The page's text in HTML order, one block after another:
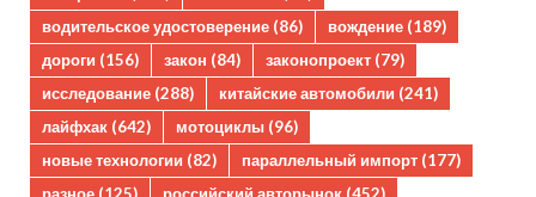
водительское удостоверение (86) вождение (189)
дороги (156) закон (84) законопроект (79)
исследование (288) китайские автомобили (241)
лайфхак (642) мотоциклы (96)
новые технологии (82) параллельный импорт (177)